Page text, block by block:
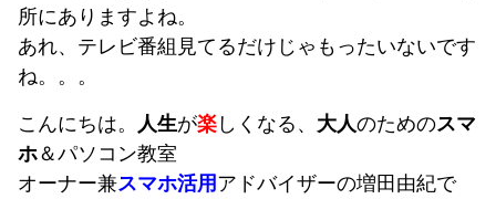
所にありますよね。
あれ、テレビ番組見てるだけじゃもったいないです
ね。。。
こんにちは。 人生が楽 しくなる、 大人のためのスマ
ホ＆パソコン教室
オーナー兼スマホ活用 アドバイザーの増田由紀で